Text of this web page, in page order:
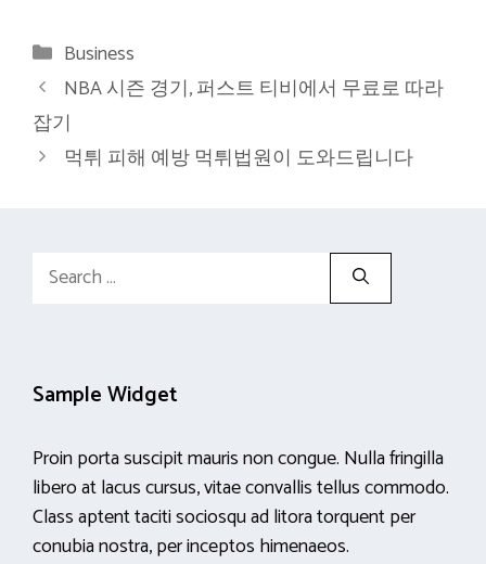
Categories
Business
NBA 시즌 경기, 퍼스트 티비에서 무료로 따라
잡기
먹튀 피해 예방 먹튀법원이 도와드립니다
Search
Sample Widget
Proin porta suscipit mauris non congue. Nulla fringilla
libero at lacus cursus, vitae convallis tellus commodo.
Class aptent taciti sociosqu ad litora torquent per
conubia nostra, per inceptos himenaeos.